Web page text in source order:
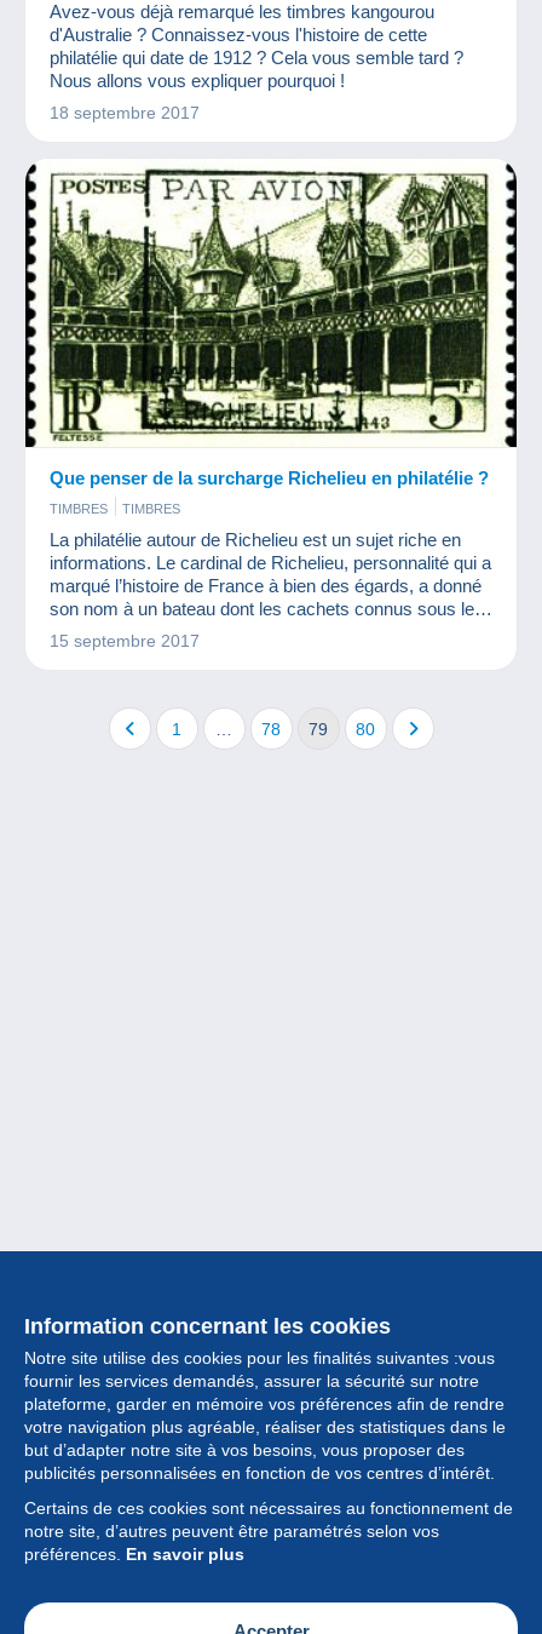
Avez-vous déjà remarqué les timbres kangourou
d'Australie ? Connaissez-vous l'histoire de cette
philatélie qui date de 1912 ? Cela vous semble tard ?
Nous allons vous expliquer pourquoi !
18 septembre 2017
Que penser de la surcharge Richelieu en philatélie ?
TIMBRES TIMBRES
La philatélie autour de Richelieu est un sujet riche en
informations. Le cardinal de Richelieu, personnalité qui a
marqué l’histoire de France à bien des égards, a donné
son nom à un bateau dont les cachets connus sous le
nom de « surcharge Richelieu » font partie de l’histoire
postale.
15 septembre 2017
1 78 79 80
Information concernant les cookies
Notre site utilise des cookies pour les finalités suivantes :vous
fournir les services demandés, assurer la sécurité sur notre
plateforme, garder en mémoire vos préférences afin de rendre
votre navigation plus agréable, réaliser des statistiques dans le
but d’adapter notre site à vos besoins, vous proposer des
publicités personnalisées en fonction de vos centres d’intérêt.
Certains de ces cookies sont nécessaires au fonctionnement de
notre site, d’autres peuvent être paramétrés selon vos
préférences. En savoir plus
Collection
Actualités
Fonctionnalités
Société